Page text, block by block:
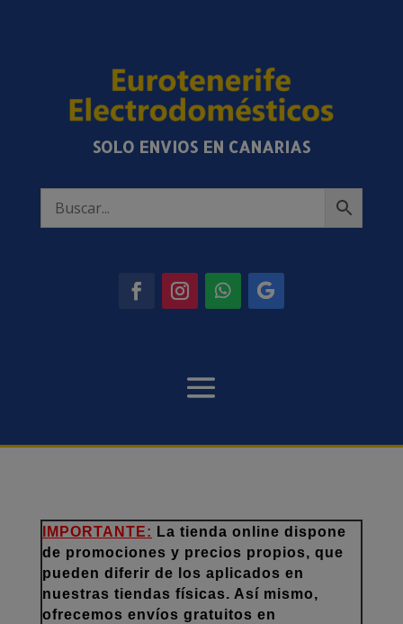
SOLO ENVIOS EN CANARIAS
IMPORTANTE: La tienda online dispone
de promociones y precios propios, que
pueden diferir de los aplicados en
nuestras tiendas físicas. Así mismo,
ofrecemos envíos gratuitos en